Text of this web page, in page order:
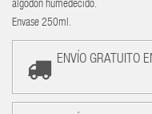
algodón humedecido.
Envase 250ml.
ENVÍO GRATUITO